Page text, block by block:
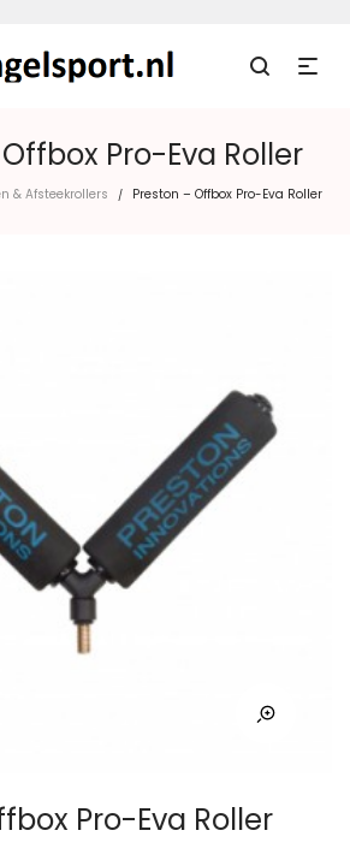
Pro-Eva Roller
& Afsteekrollers / Preston – Offbox Pro-Eva Roller
Pro-Eva Roller